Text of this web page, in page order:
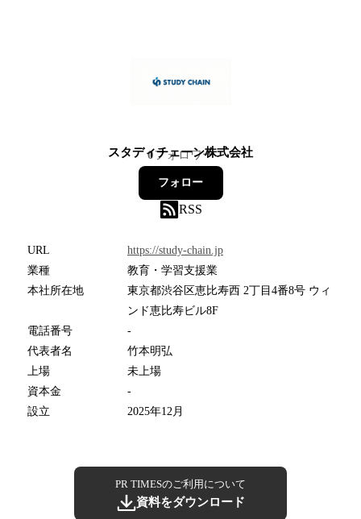
スタディチェーン株式会社
0フォロワー
フォロー
RSS
URL
https://study-chain.jp
業種
教育・学習支援業
本社所在地
東京都渋谷区恵比寿西 2丁目4番8号 ウィ
ンド恵比寿ビル8F
電話番号
-
代表者名
竹本明弘
上場
未上場
資本金
-
設立
2025年12月
PR TIMESのご利用について
資料をダウンロード